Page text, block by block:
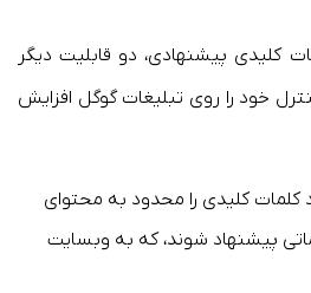
کلیدی پیشنهادی، دو قابلیت دیگر
خود را روی تبلیغات گوگل افزایش
کلمات کلیدی را محدود به محتوای
پیشنهاد شوند، که به وبسایت